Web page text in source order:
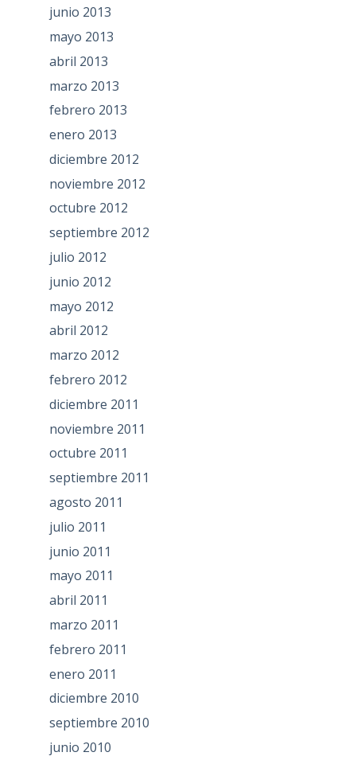
junio 2013
mayo 2013
abril 2013
marzo 2013
febrero 2013
enero 2013
diciembre 2012
noviembre 2012
octubre 2012
septiembre 2012
julio 2012
junio 2012
mayo 2012
abril 2012
marzo 2012
febrero 2012
diciembre 2011
noviembre 2011
octubre 2011
septiembre 2011
agosto 2011
julio 2011
junio 2011
mayo 2011
abril 2011
marzo 2011
febrero 2011
enero 2011
diciembre 2010
septiembre 2010
junio 2010